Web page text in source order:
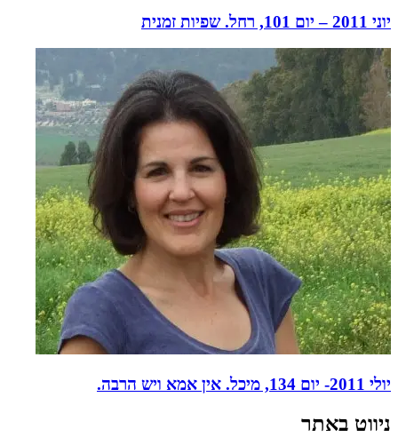
יוני 2011 – יום 101, רחל. שפיות זמנית
יולי 2011- יום 134, מיכל. אין אמא ויש הרבה.
ניווט באתר